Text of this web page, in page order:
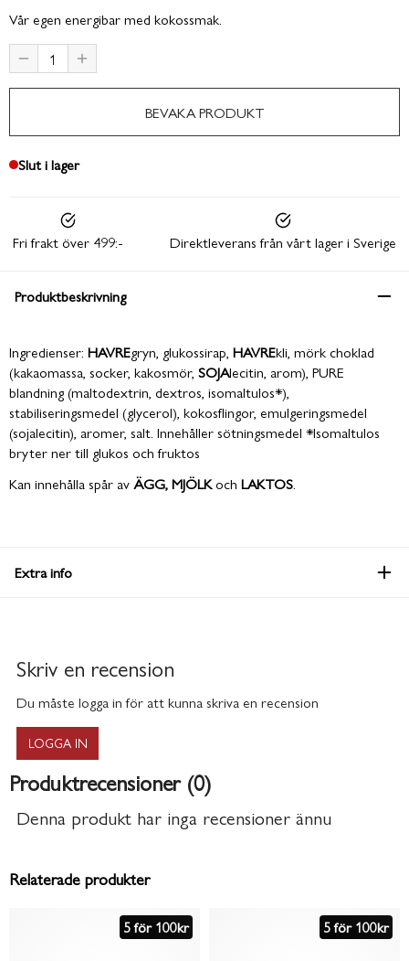
Vår egen energibar med kokossmak.
BEVAKA PRODUKT
Slut i lager
Fri frakt över 499:- Direktleverans från vårt lager i Sverige
Produktbeskrivning
Ingredienser: HAVREgryn, glukossirap, HAVREkli, mörk choklad
(kakaomassa, socker, kakosmör, SOJAlecitin, arom), PURE
blandning (maltodextrin, dextros, isomaltulos*),
stabiliseringsmedel (glycerol), kokosflingor, emulgeringsmedel
(sojalecitin), aromer, salt. Innehåller sötningsmedel *Isomaltulos
bryter ner till glukos och fruktos
Kan innehålla spår avÄGG, MJÖLKoch LAKTOS.
Extra info
Produktrecensioner (0)
Denna produkt har inga recensioner ännu
Skriv en recension
Du måste logga in för att kunna skriva en recension
LOGGA IN
Relaterade produkter
5 för 100kr 5 för 100kr